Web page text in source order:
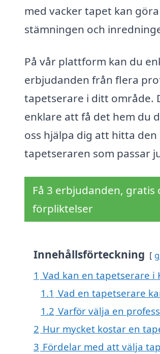
med vacker tapet kan
stämningen och
På vår plattform kan du
erbjudanden från flera
tapetserare i ditt område.
enklare att få det hem du
oss hjälpa dig att hitta
tapetseraren som passar
Få 3 erbjudanden, gratis
förpliktelser
Innehållsförteckning
1 Vad kan en tapetserare i
1.1 Vad en tapetserare
1.2 Varför välja en
2 Hur mycket kostar en
3 Fördelar med att välja